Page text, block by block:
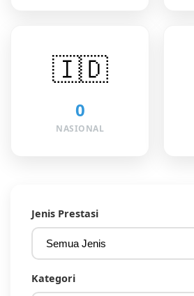
🇮🇩
0
NASIONAL
Jenis Prestasi
Kategori